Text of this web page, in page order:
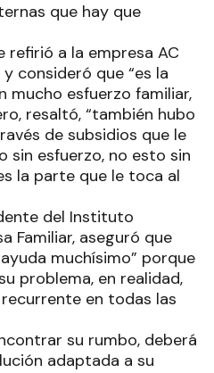
que hay que
refirió a la empresa AC
consideró que “es la
mucho esfuerzo familiar,
resaltó, “también hubo
de subsidios que le
sin esfuerzo, no esto sin
la parte que le toca al
del Instituto
Familiar, aseguró que
muchísimo” porque
problema, en realidad,
en todas las
su rumbo, deberá
adaptada a su